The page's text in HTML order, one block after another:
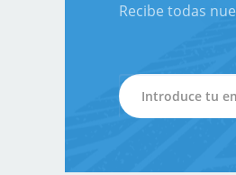
Recibe todas